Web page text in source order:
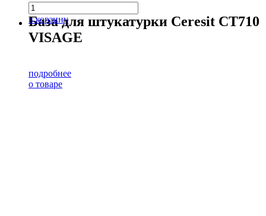
в корзину
База для штукатурки Ceresit CT710
VISAGE
подробнее
о товаре